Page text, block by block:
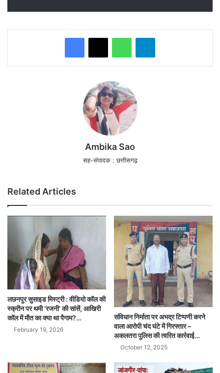
WhatsAppTelegram
Ambika Sao
सह-संपादक : छत्तीसगढ़
Related Articles
लछनपुर सुसाइड मिस्ट्री : वीडियो कॉल की
स्क्रीन पर थमी ‘रजनी’ की सांसें, आखिरी
कॉल में मौत का क्या था पैगाम?…
February 19, 2026
संविधान निर्माता पर अभद्र टिप्पणी करने
वाला आरोपी चंद घंटे में गिरफ्तार –
अकलतरा पुलिस की त्वरित कार्रवाई…
October 12, 2025